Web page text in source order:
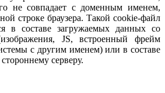
не совпадает с доменным именем,
строке браузера. Такой cookie-файл
в составе загружаемых данных со
JS, встроенный фрейм
с другим именем) или в составе
серверу.